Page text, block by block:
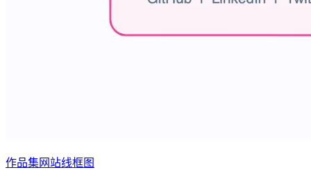
作品集网站线框图